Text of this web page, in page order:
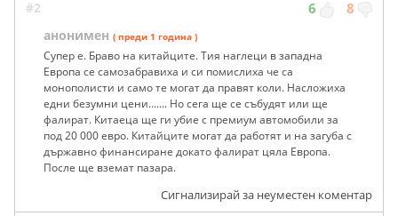
#2 6 8
анонимен ( преди 1 година )
Супер е. Браво на китайците. Тия наглеци в западна
Европа се самозабравиха и си помислиха че са
монополисти и само те могат да правят коли. Насложиха
едни безумни цени....... Но сега ще се събудят или ще
фалират. Китаеца ще ги убие с премиум автомобили за
под 20 000 евро. Китайците могат да работят и на загуба с
държавно финансиране докато фалират цяла Европа.
После ще вземат пазара.
Сигнализирай за неуместен коментар